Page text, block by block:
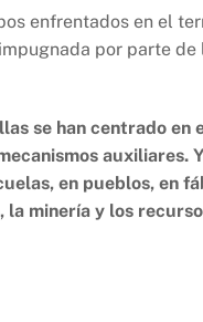
enfrentados en el
por parte
se han centrado
auxiliares.
en pueblos, en
minería y los